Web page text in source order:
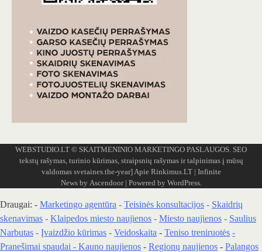
WEBSTUDIO.LT © SKAITMENINIO MARKETINGO PASLAUGOS. SEO
tekstų rašymas, turinio kūrimas, straipsnių rašymas ir talpinimas į mūsų
valdomas svetaines.the-year] Apie Rinkimus.LT| Infinite
News by Ascendoor| Powered by WordPress.
Draugai: - Marketingo agentūra - Teisinės konsultacijos - Skaidrių
skenavimas - Klaipedos miesto naujienos - Miesto naujienos - Saulius
Narbutas - Įvaizdžio kūrimas - Veidoskaita - Teniso treniruotės -
Pranešimai spaudai - Kauno naujienos - Regionų naujienos - Palangos